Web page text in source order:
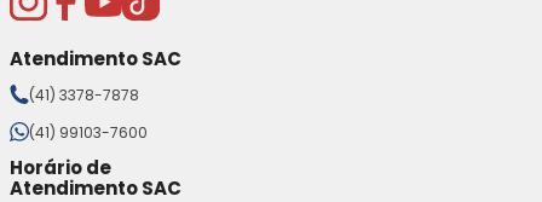
Atendimento SAC
(41) 3378-7878
(41) 99103-7600
Horário de
Atendimento SAC